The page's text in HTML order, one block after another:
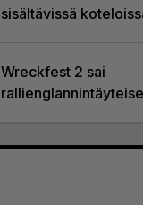
sisältävissä
Wreckfest 2 sai